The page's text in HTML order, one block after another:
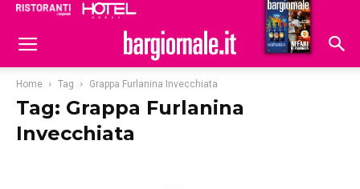
Hoteldomani
Home Tag Grappa Furlanina Invecchiata
Tag: Grappa Furlanina
Invecchiata